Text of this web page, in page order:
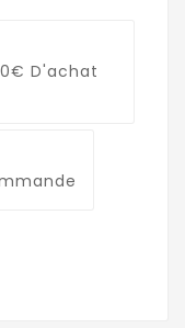
D'achat